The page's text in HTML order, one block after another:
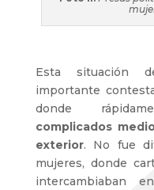
Esta situación
importante
donde
complicados
exterior. No fue
mujeres, donde
intercambiaban